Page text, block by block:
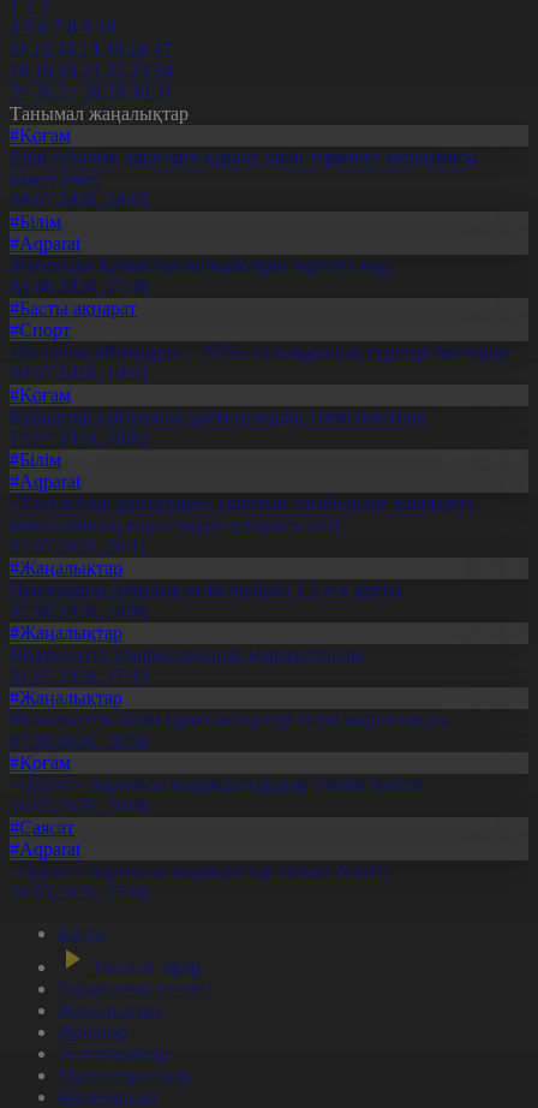
1 2 3
4 5 6 7 8 9 10
11 12 13 14 15 16 17
18 19 20 21 22 23 24
25 26 27 28 29 30 31
Танымал жаңалықтар
#Қоғам
Енді салалық дәрігерге қаралу үшін терапевт жолдамасы
қажет емес
30.07.2026, 20:05
#Білім
#Aqparat
Жапондар Қазақстан өсімдіктерін зерттеп жүр
04.08.2026, 17:30
#Басты ақпарат
#Спорт
«Болашақ ойындары – 2026» халықаралық турнирі басталды
30.07.2026, 10:01
#Қоғам
Құрылтай сайлауына үміткерлердің тізімі бекітілді
13.07.2026, 20:03
#Білім
#Aqparat
«Тәуелсіздік ұрпақтары» грантын тағайындау жөніндегі
комиссияның қорытынды отырысы өтті
31.07.2026, 20:11
#Жаңалықтар
Павлодарда отандық өнім өндірісі 1,5 есе артты
05.08.2026, 20:06
#Жаңалықтар
Шымкентте теміржолшылар марапатталды
31.07.2026, 17:15
#Жаңалықтар
Мемлекеттік білім грант иегерлері тізімі жарияланды
07.08.2026, 16:50
#Қоғам
«Әділет» партиясы кандидаттардың тізімін бекітті
10.07.2026, 20:08
#Саясат
#Aqparat
«Әділет» партиясы кандидаттар тізімін бекітті
10.07.2026, 17:00
Басты
Тікелей эфир
Бағдарлама кестесі
Жаңалықтар
Жобалар
Телехикаялар
Мультсериалдар
Видеоархив